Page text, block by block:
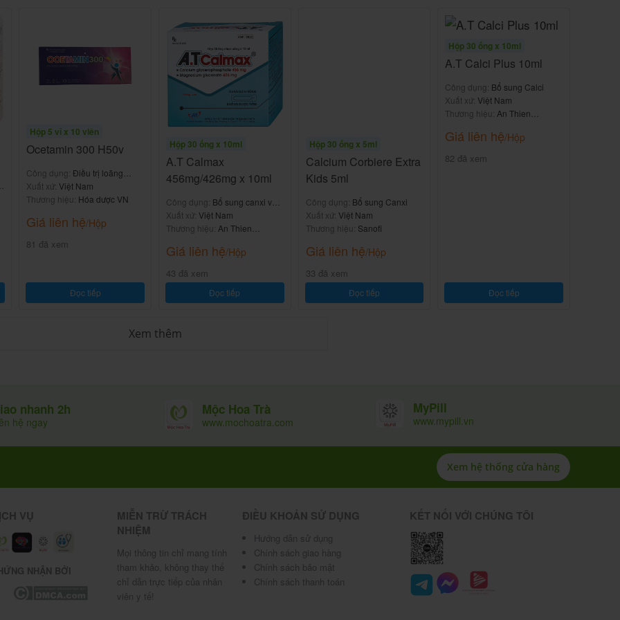
dễ nuốt, hấp thu tốt, phù hợp cho mọi lứa tuổi từ
thai và cho con bú (theo liều khuyến cáo). Mỗi
viên nang mềm.
nhóm A, B, D cùng khoáng chất thiết yếu như
bị thiếu hụt trong chế độ ăn hàng ngày của
mà là thực phẩm bổ sung (thuốc bổ) giúp cơ thể
nặng hoặc suy dinh dưỡng.
Aceffex thuộc phân khúc trung bình, dễ tiếp cận và
Bạch Mai.
Từng Hoạt Chất
chất sau (theo thông tin từ nhà sản xuất và tờ
đủ 1 viên.
quan trọng giúp Aceffex trở thành lựa chọn hàng
bảo vệ da và niêm mạc. Thiếu vitamin A dễ gây
Hộp 5 vỉ x 10 viên
Ocetamin 300 H50v
Công dụng: Điều trị loãng
xương, còi xương
Xuất xứ: Việt Nam
Thương hiệu: Hóa dược VN
Giá liên hệ/Hộp
81 đã xem
Đọc tiếp
Hộp 30 ống x 10ml
A.T Calmax
456mg/426mg x 10ml
Công dụng: Bổ sung canxi và
magiê
Xuất xứ: Việt Nam
Thương hiệu: An Thien
Giá liên hệ/Hộp
43 đã xem
Đọc tiếp
Hộp 30 ống x 5ml
Calcium Corbiere Extra
Kids 5ml
Công dụng: Bổ sung Canxi
Xuất xứ: Việt Nam
Thương hiệu: Sanofi
Giá liên hệ/Hộp
33 đã xem
Đọc tiếp
Hộp 30 ống x 10ml
A.T Calci Plus 10ml
Công dụng: Bổ sung Calci
Xuất xứ: Việt Nam
Thương hiệu: An Thien
Giá liên hệ/Hộp
82 đã xem
Đọc tiếp
Xem thêm
nhanh 2h
hệ ngay
Mộc Hoa Trà
www.mochoatra.com
MyPill
www.mypill.vn
Xem hệ thống cửa hàng
VỤ
NHẬN BỞI
MIỄN TRỪ TRÁCH
NHIỆM
Mọi thông tin chỉ mang tính
tham khảo, không thay thế
chỉ dẫn trực tiếp của nhân
viên y tế!
ĐIỀU KHOẢN SỬ DỤNG
Hướng dẫn sử dụng
Chính sách giao hàng
Chính sách bảo mật
Chính sách thanh toán
KẾT NỐI VỚI CHÚNG TÔI